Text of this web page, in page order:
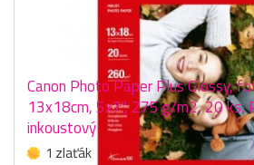
Canon Photo Paper Plus Glossy,
13x18cm, 5x7", 275 g/m2, 20 ks,
inkoustový
1 zlaťák